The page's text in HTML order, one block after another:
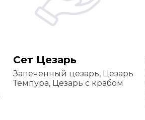
Сет Цезарь
Запеченный цезарь, Цезарь
Темпура, Цезарь с крабом